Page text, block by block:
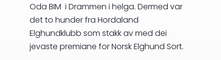
Oda BIM i Drammen i helga. Dermed var
det to hunder fra Hordaland
Elghundklubb som stakk av med dei
jevaste premiane for Norsk Elghund Sort.